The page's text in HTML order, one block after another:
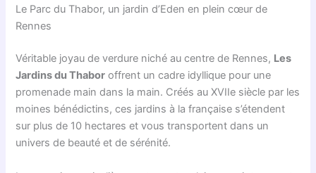
Le Parc du Thabor, un jardin d’Eden en plein cœur de
Rennes
Véritable joyau de verdure niché au centre de Rennes, Les
Jardins du Thabor offrent un cadre idyllique pour une
promenade main dans la main. Créés au XVIIe siècle par les
moines bénédictins, ces jardins à la française s’étendent
sur plus de 10 hectares et vous transportent dans un
univers de beauté et de sérénité.